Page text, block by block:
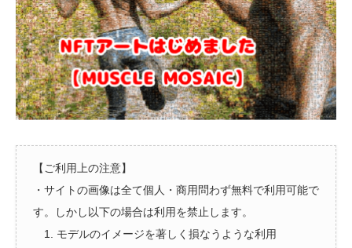
【ご利用上の注意】
・サイトの画像は全て個人・商用問わず無料で利用可能で
す。しかし以下の場合は利用を禁止します。
1. モデルのイメージを著しく損なうような利用